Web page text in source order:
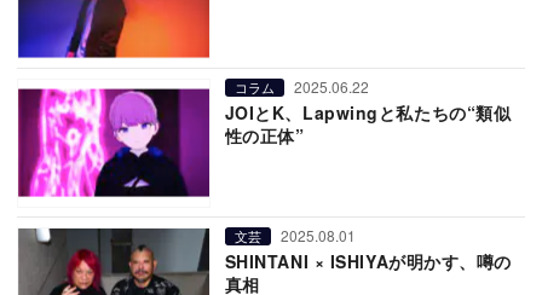
コラム 2025.06.22
JOIとK、Lapwingと私たちの“類似
性の正体”
文芸 2025.08.01
SHINTANI × ISHIYAが明かす、噂の
真相